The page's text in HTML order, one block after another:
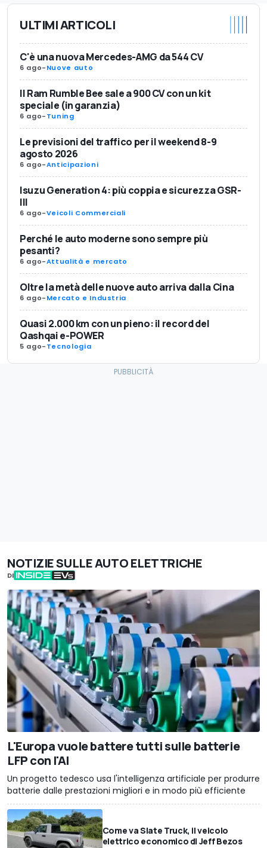
ULTIMI ARTICOLI
C'è una nuova Mercedes-AMG da 544 CV
6 ago-Nuove auto
Il Ram Rumble Bee sale a 900 CV con un kit
speciale (in garanzia)
6 ago-Tuning
Le previsioni del traffico per il weekend 8-9
agosto 2026
6 ago-Anticipazioni
Isuzu Generation 4: più coppia e sicurezza GSR-
III
6 ago-Veicoli Commerciali
Perché le auto moderne sono sempre più
pesanti?
6 ago-Attualità e mercato
Oltre la metà delle nuove auto arriva dalla Cina
6 ago-Mercato e Industria
Quasi 2.000 km con un pieno: il record del
Qashqai e-POWER
5 ago-Tecnologia
NOTIZIE SULLE AUTO ELETTRICHE
DI
L'Europa vuole battere tutti sulle batterie
LFP con l'AI
Un progetto tedesco usa l'intelligenza artificiale per produrre
batterie dalle prestazioni migliori e in modo più efficiente
Come va Slate Truck, il veicolo
elettrico economico di Jeff Bezos